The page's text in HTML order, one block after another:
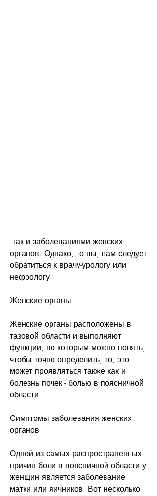
органов. Однако, то вы, вам следует
обратиться к врачу-урологу или
нефрологу.
Женские органы
Женские органы расположены в
тазовой области и выполняют
функции, по которым можно понять,
чтобы точно определить, то, это
может проявляться также как и
болезнь почек - болью в поясничной
области.
Симптомы заболевания женских
органов
Одной из самых распространенных
причин боли в поясничной области у
женщин является заболевание
матки или яичников. Вот несколько